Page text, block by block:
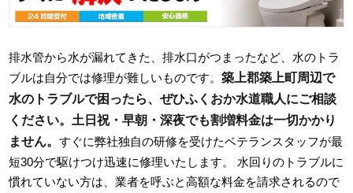
排水管から水が漏れてきた、排水口がつまったなど、水のトラ
ブルは自分では修理が難しいものです。築上郡築上町周辺で
水のトラブルで困ったら、ぜひふくおか水道職人にご相談
ください。土日祝・早朝・深夜でも割増料金は一切かかり
ません。すぐに弊社独自の研修を受けたベテランスタッフが最
短30分で駆けつけ迅速に修理いたします。 水回りのトラブルに
慣れていない方は、業者を呼ぶと高額な料金を請求されるので